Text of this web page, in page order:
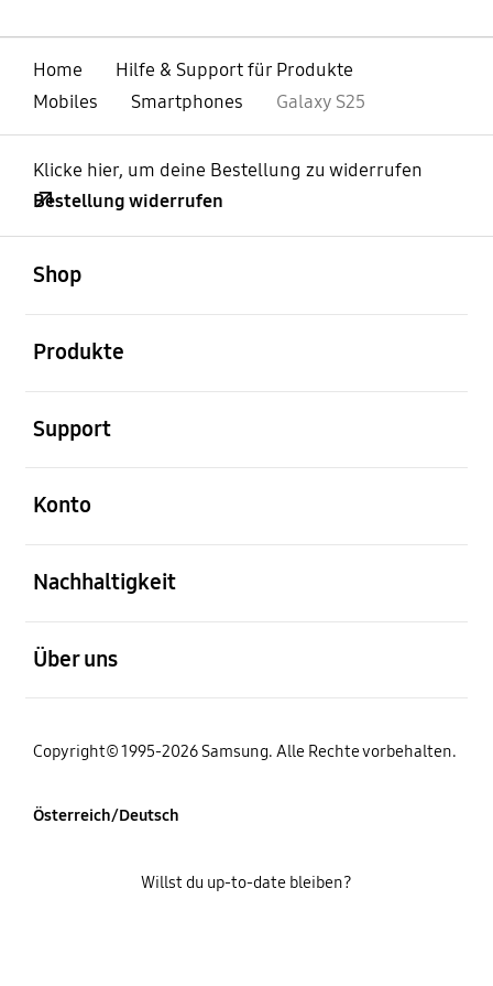
Home
Hilfe & Support für Produkte
Mobiles
Smartphones Galaxy S25
Klicke hier, um deine Bestellung zu widerrufen
Bestellung widerrufen
Shop
Produkte
Support
Konto
Nachhaltigkeit
Über uns
Copyright© 1995-2026 Samsung. Alle Rechte vorbehalten.
Österreich/Deutsch
Willst du up-to-date bleiben?